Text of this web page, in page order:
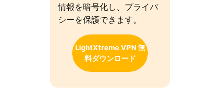
情報を暗号化し、プライバ
シーを保護できます。
LightXtreme VPN 無
料ダウンロード